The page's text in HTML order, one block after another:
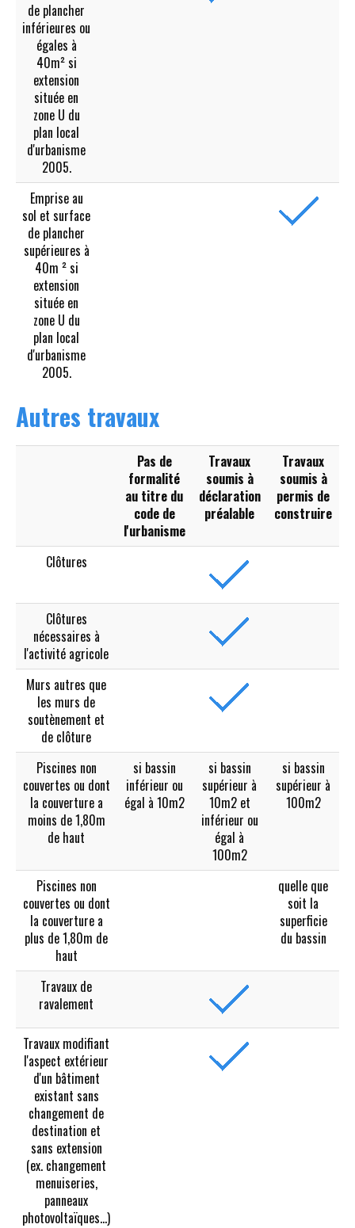
de plancher
inférieures ou
égales à
40m² si
extension
située en
zone U du
plan local
d'urbanisme
2005.
Emprise au
sol et surface
de plancher
supérieures à
40m ² si
extension
située en
zone U du
plan local
d'urbanisme
2005.
Autres travaux
Pas de
formalité
au titre du
code de
l'urbanisme
Travaux
soumis à
déclaration
préalable
Travaux
soumis à
permis de
construire
Clôtures
Clôtures
nécessaires à
l'activité agricole
Murs autres que
les murs de
soutènement et
de clôture
Piscines non
couvertes ou dont
la couverture a
moins de 1,80m
de haut
si bassin
inférieur ou
égal à 10m2
si bassin
supérieur à
10m2 et
inférieur ou
égal à
100m2
si bassin
supérieur à
100m2
Piscines non
couvertes ou dont
la couverture a
plus de 1,80m de
haut
quelle que
soit la
superficie
du bassin
Travaux de
ravalement
Travaux modifiant
l'aspect extérieur
d'un bâtiment
existant sans
changement de
destination et
sans extension
(ex. changement
menuiseries,
panneaux
photovoltaïques...)